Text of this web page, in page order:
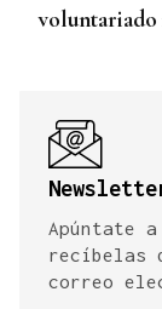
Apúntate
recíbelas
correo